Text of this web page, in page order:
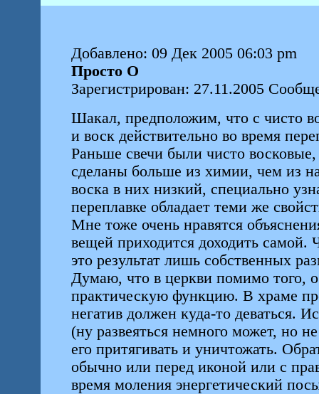
Добавлено: 09 Дек 2005 06:03 pm
Просто О
Зарегистрирован: 27.11.2005
Шакал, предположим, что с чисто
и воск действительно во время
Раньше свечи были чисто
сделаны больше из химии, чем из
воска в них низкий, специально
переплавке обладает теми же
Мне тоже очень нравятся
вещей приходится доходить самой.
это результат лишь собственных
Думаю, что в церкви помимо того,
практическую функцию. В храме
негатив должен куда-то деваться.
(ну развеяться немного может, но
его притягивать и уничтожать.
обычно или перед иконой или с
время моления энергетический